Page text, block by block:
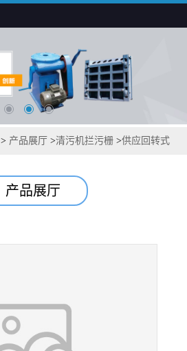
> 产品展厅 >清污机拦污栅 >供应回转式
产品展厅